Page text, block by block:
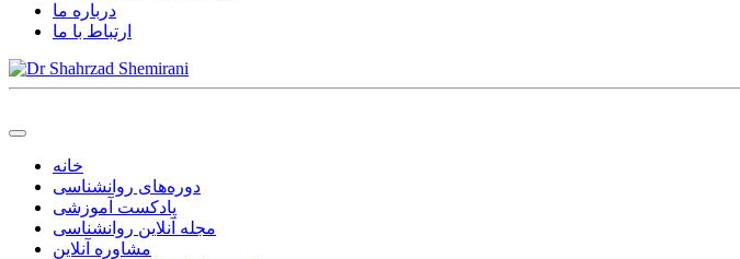
درباره ما
ارتباط با ما
خانه
دوره‌های روانشناسی
پادکست آموزشی
مجله آنلاین روانشناسی
مشاوره آنلاین